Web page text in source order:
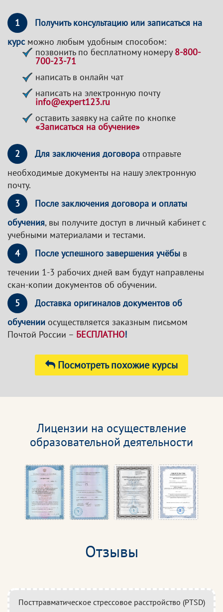
1
Получить консультацию или записаться на
курсможно любым удобным способом:
позвонить по бесплатному номеру 8-800-
700-23-71
написать в онлайн чат
написать на электронную почту
info@expert123.ru
оставить заявку на сайте по кнопке
«Записаться на обучение»
2 Для заключения договора отправьте
необходимые документы на нашу электронную
почту.
3
После заключения договора и оплаты
обучения, вы получите доступ в личный кабинет с
учебными материалами и тестами.
4
После успешного завершения учёбы в
течении 1-3 рабочих дней вам будут направлены
скан-копии документов об обучении.
5
Доставка оригиналов документов об
обучении осуществляется заказным письмом
Почтой России – БЕСПЛАТНО!
Посмотреть похожие курсы
Лицензии на осуществление
образовательной деятельности
Отзывы
Посттравматическое стрессовое расстройство (PTSD)